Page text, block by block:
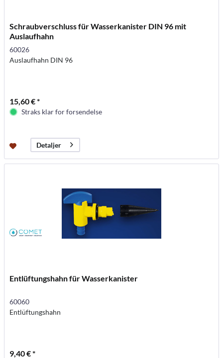
Schraubverschluss für Wasserkanister DIN 96 mit
Auslaufhahn
60026
Auslaufhahn DIN 96
15,60 € *
Straks klar for forsendelse
Detaljer
Entlüftungshahn für Wasserkanister
60060
Entlüftungshahn
9,40 € *